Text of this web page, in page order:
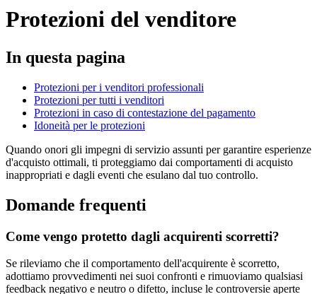
Protezioni del venditore
In questa pagina
Protezioni per i venditori professionali
Protezioni per tutti i venditori
Protezioni in caso di contestazione del pagamento
Idoneità per le protezioni
Quando onori gli impegni di servizio assunti per garantire esperienze
d'acquisto ottimali, ti proteggiamo dai comportamenti di acquisto
inappropriati e dagli eventi che esulano dal tuo controllo.
Domande frequenti
Come vengo protetto dagli acquirenti scorretti?
Se rileviamo che il comportamento dell'acquirente è scorretto,
adottiamo provvedimenti nei suoi confronti e rimuoviamo qualsiasi
feedback negativo e neutro o difetto, incluse le controversie aperte